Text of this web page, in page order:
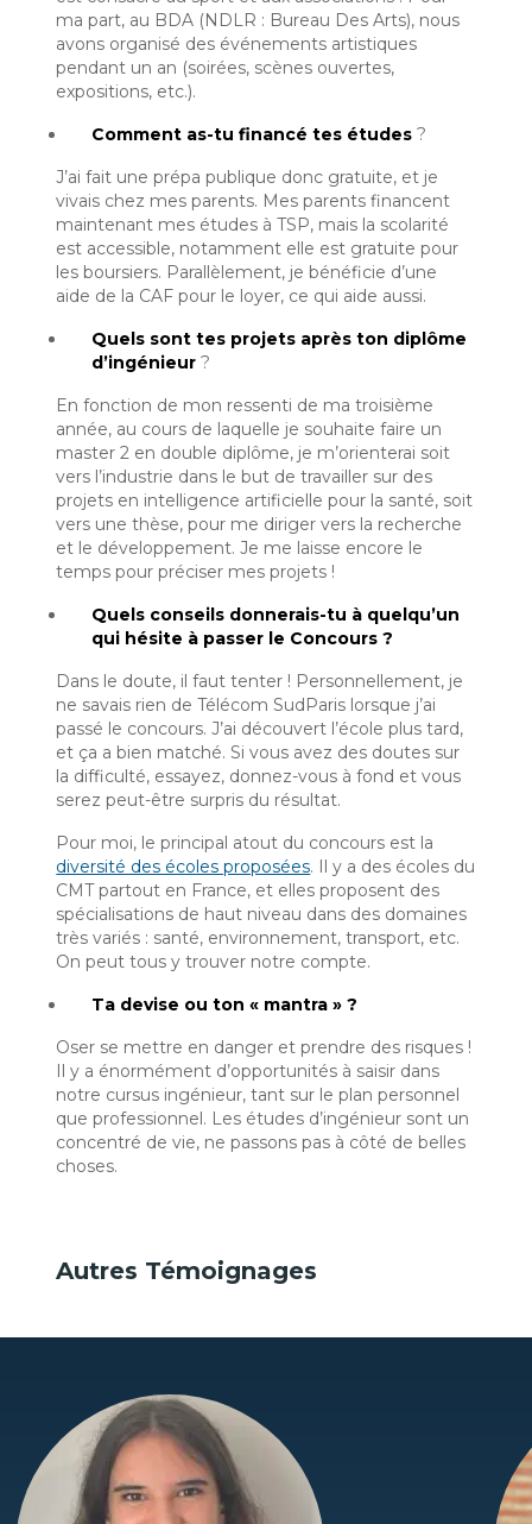
ma part, au BDA (NDLR : Bureau Des Arts), nous
avons organisé des événements artistiques
pendant un an (soirées, scènes ouvertes,
expositions, etc.).
Comment as-tu financé tes études ?
J’ai fait une prépa publique donc gratuite, et je
vivais chez mes parents. Mes parents financent
maintenant mes études à TSP, mais la scolarité
est accessible, notamment elle est gratuite pour
les boursiers. Parallèlement, je bénéficie d’une
aide de la CAF pour le loyer, ce qui aide aussi.
Quels sont tes projets après ton diplôme
d’ingénieur ?
En fonction de mon ressenti de ma troisième
année, au cours de laquelle je souhaite faire un
master 2 en double diplôme, je m’orienterai soit
vers l’industrie dans le but de travailler sur des
projets en intelligence artificielle pour la santé, soit
vers une thèse, pour me diriger vers la recherche
et le développement. Je me laisse encore le
temps pour préciser mes projets !
Quels conseils donnerais-tu à quelqu’un
qui hésite à passer le Concours ?
Dans le doute, il faut tenter ! Personnellement, je
ne savais rien de Télécom SudParis lorsque j’ai
passé le concours. J’ai découvert l’école plus tard,
et ça a bien matché. Si vous avez des doutes sur
la difficulté, essayez, donnez-vous à fond et vous
serez peut-être surpris du résultat.
Pour moi, le principal atout du concours est la
diversité des écoles proposées. Il y a des écoles du
CMT partout en France, et elles proposent des
spécialisations de haut niveau dans des domaines
très variés : santé, environnement, transport, etc.
On peut tous y trouver notre compte.
Ta devise ou ton « mantra » ?
Oser se mettre en danger et prendre des risques !
Il y a énormément d’opportunités à saisir dans
notre cursus ingénieur, tant sur le plan personnel
que professionnel. Les études d’ingénieur sont un
concentré de vie, ne passons pas à côté de belles
choses.
Autres Témoignages